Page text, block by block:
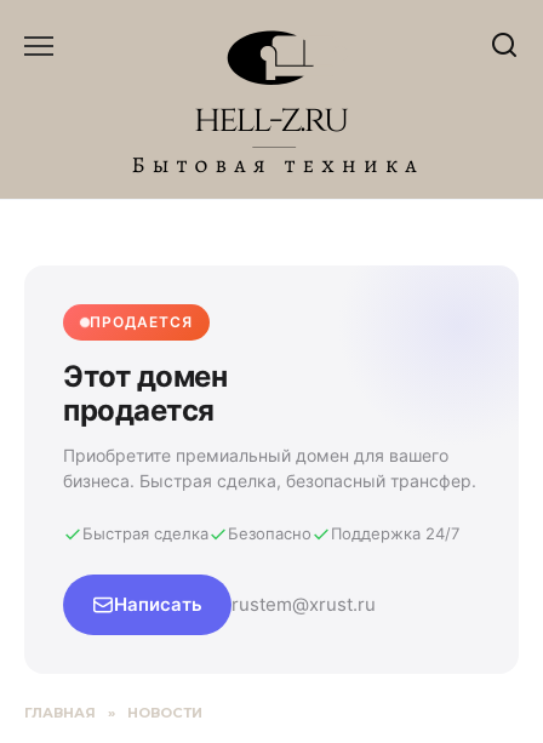
ПРОДАЕТСЯ
Этот домен
продается
Приобретите премиальный домен для вашего
бизнеса. Быстрая сделка, безопасный трансфер.
Быстрая сделка Безопасно Поддержка 24/7
Написать rustem@xrust.ru
ГЛАВНАЯ » НОВОСТИ